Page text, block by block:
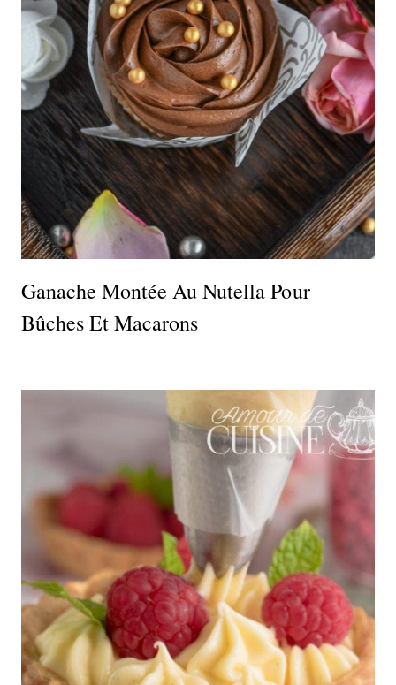
Ganache Montée Au Nutella Pour
Bûches Et Macarons